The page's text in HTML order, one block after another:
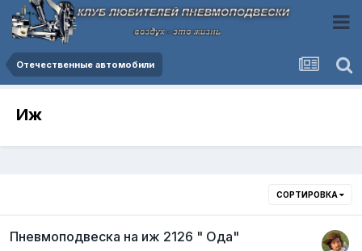
Отечественные автомобили
Иж
СОРТИРОВКА
Пневмоподвеска на иж 2126 " Ода"